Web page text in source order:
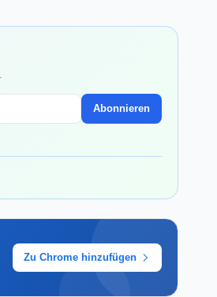
Abonnieren
Zu Chrome hinzufügen